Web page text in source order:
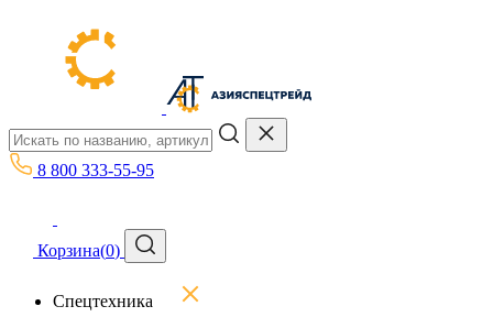
8 800 333-55-95
Корзина(0)
Спецтехника